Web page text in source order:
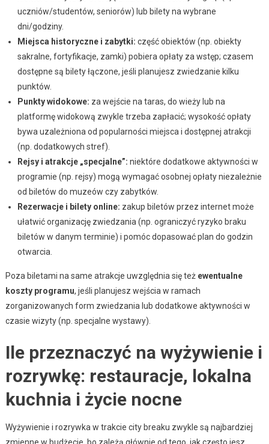
uczniów/studentów, seniorów) lub bilety na wybrane
dni/godziny.
Miejsca historyczne i zabytki: część obiektów (np. obiekty
sakralne, fortyfikacje, zamki) pobiera opłaty za wstęp; czasem
dostępne są bilety łączone, jeśli planujesz zwiedzanie kilku
punktów.
Punkty widokowe: za wejście na taras, do wieży lub na
platformę widokową zwykle trzeba zapłacić; wysokość opłaty
bywa uzależniona od popularności miejsca i dostępnej atrakcji
(np. dodatkowych stref).
Rejsy i atrakcje „specjalne”: niektóre dodatkowe aktywności w
programie (np. rejsy) mogą wymagać osobnej opłaty niezależnie
od biletów do muzeów czy zabytków.
Rezerwacje i bilety online: zakup biletów przez internet może
ułatwić organizację zwiedzania (np. ograniczyć ryzyko braku
biletów w danym terminie) i pomóc dopasować plan do godzin
otwarcia.
Poza biletami na same atrakcje uwzględnia się też ewentualne
koszty programu, jeśli planujesz wejścia w ramach
zorganizowanych form zwiedzania lub dodatkowe aktywności w
czasie wizyty (np. specjalne wystawy).
Ile przeznaczyć na wyżywienie i
rozrywkę: restauracje, lokalna
kuchnia i życie nocne
Wyżywienie i rozrywka w trakcie city breaku zwykle są najbardziej
zmienne w budżecie, bo zależą głównie od tego, jak często jesz